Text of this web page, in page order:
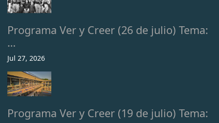
Programa Ver y Creer (26 de julio) Tema:
…
Jul 27, 2026
Programa Ver y Creer (19 de julio) Tema: